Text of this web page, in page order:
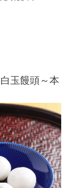
玉饅頭～本